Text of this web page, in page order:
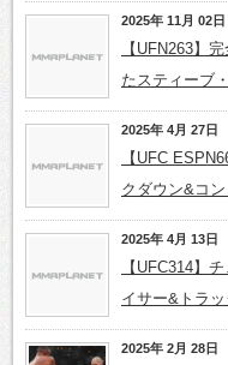
2025年 11月 02日
【UFN263】
たスティーブ
2025年 4月 27日
【UFC
クダウン&コ
2025年 4月 13日
【UFC314】
イサー&トラ
2025年 2月 28日